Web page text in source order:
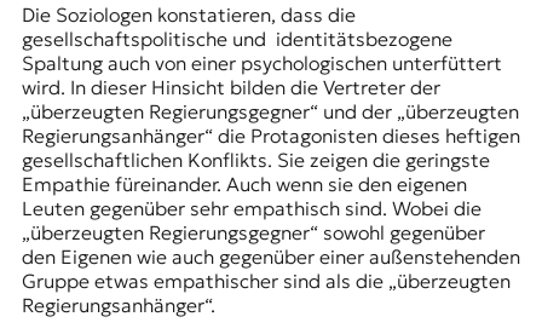
Die Soziologen konstatieren, dass die
gesellschaftspolitische und identitätsbezogene
Spaltung auch von einer psychologischen unterfüttert
wird. In dieser Hinsicht bilden die Vertreter der
„überzeugten Regierungsgegner“ und der „überzeugten
Regierungsanhänger“ die Protagonisten dieses heftigen
gesellschaftlichen Konflikts. Sie zeigen die geringste
Empathie füreinander. Auch wenn sie den eigenen
Leuten gegenüber sehr empathisch sind. Wobei die
„überzeugten Regierungsgegner“ sowohl gegenüber
den Eigenen wie auch gegenüber einer außenstehenden
Gruppe etwas empathischer sind als die „überzeugten
Regierungsanhänger“.